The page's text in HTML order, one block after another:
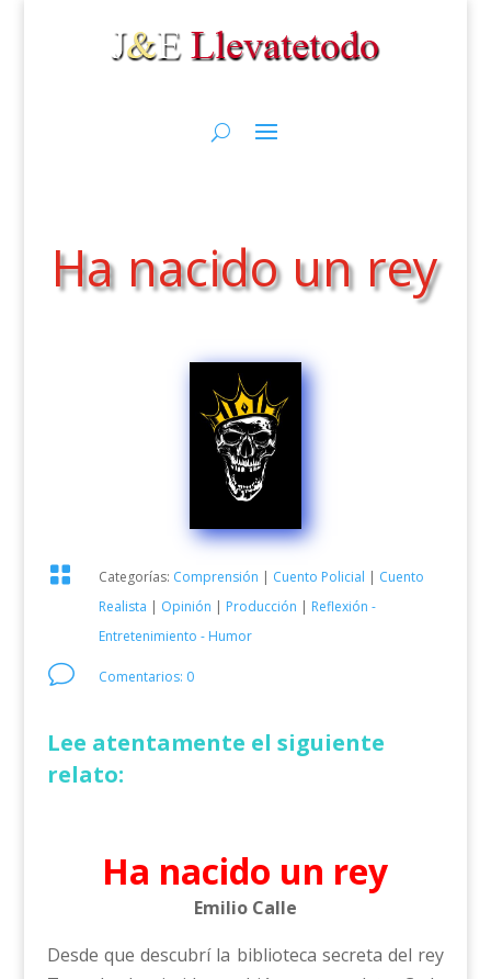
Ha nacido un rey
 Categorías: Comprensión | Cuento Policial | Cuento
Realista | Opinión | Producción | Reflexión -
Entretenimiento - Humor
v Comentarios: 0
Lee atentamente el siguiente
relato:
Ha nacido un rey
Emilio Calle
Desde que descubrí la biblioteca secreta del rey